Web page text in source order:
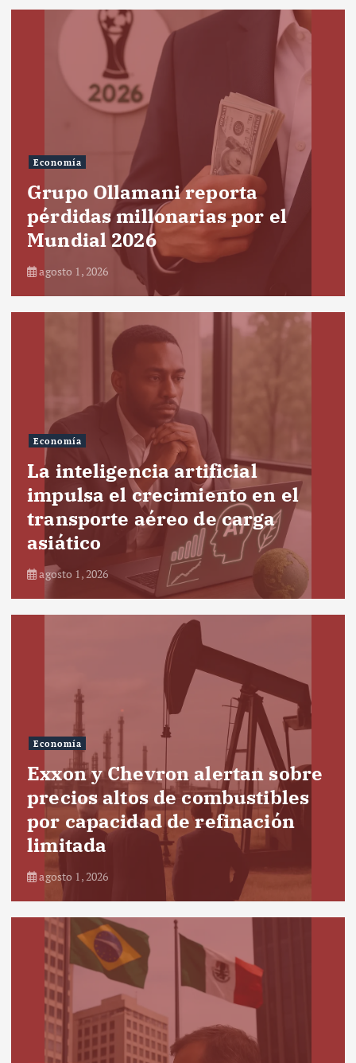
Economía
Grupo Ollamani reporta
pérdidas millonarias por el
Mundial 2026
agosto 1, 2026
Economía
La inteligencia artificial
impulsa el crecimiento en el
transporte aéreo de carga
asiático
agosto 1, 2026
Economía
Exxon y Chevron alertan sobre
precios altos de combustibles
por capacidad de refinación
limitada
agosto 1, 2026